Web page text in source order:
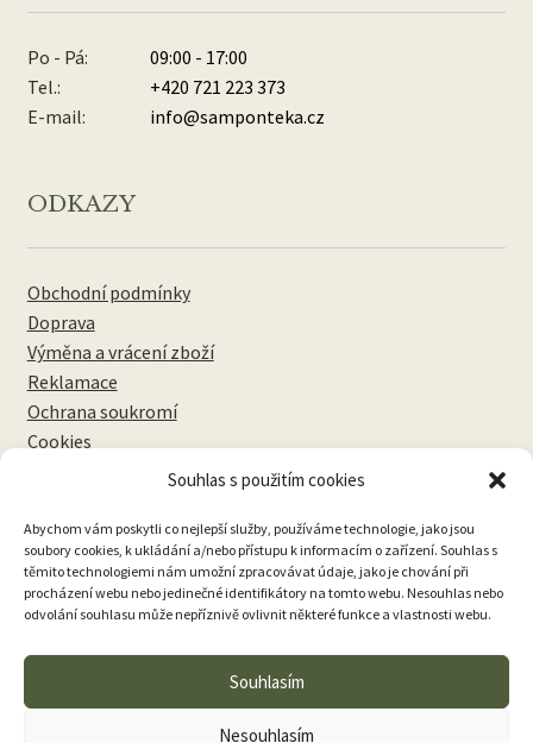
Souhlas s použitím cookies
Abychom vám poskytli co nejlepší služby, používáme technologie, jako jsou
soubory cookies, k ukládání a/nebo přístupu k informacím o zařízení. Souhlas s
těmito technologiemi nám umožní zpracovávat údaje, jako je chování při
procházení webu nebo jedinečné identifikátory na tomto webu. Nesouhlas nebo
odvolání souhlasu může nepříznivě ovlivnit některé funkce a vlastnosti webu.
Souhlasím
Nesouhlasím
Po - Pá:
09:00 - 17:00
Tel.:
+420 721 223 373
E-mail:
info@samponteka.cz
ODKAZY
Obchodní podmínky
Doprava
Výměna a vrácení zboží
Reklamace
Ochrana soukromí
Cookies
NEWSLETTERY
Přihlásit k odběru